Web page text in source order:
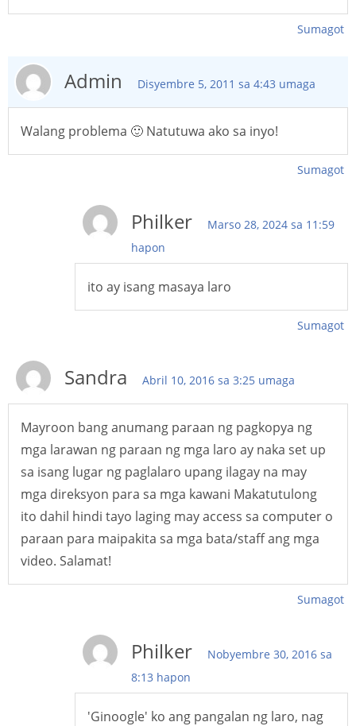
Sumagot
Admin Disyembre 5, 2011 sa 4:43 umaga
Walang problema 🙂 Natutuwa ako sa inyo!
Sumagot
Philker
Marso 28, 2024 sa 11:59
hapon
ito ay isang masaya laro
Sumagot
Sandra Abril 10, 2016 sa 3:25 umaga
Mayroon bang anumang paraan ng pagkopya ng
mga larawan ng paraan ng mga laro ay naka set up
sa isang lugar ng paglalaro upang ilagay na may
mga direksyon para sa mga kawani Makatutulong
ito dahil hindi tayo laging may access sa computer o
paraan para maipakita sa mga bata/staff ang mga
video. Salamat!
Sumagot
Philker
Nobyembre 30, 2016 sa
8:13 hapon
'Ginoogle' ko ang pangalan ng laro, nag